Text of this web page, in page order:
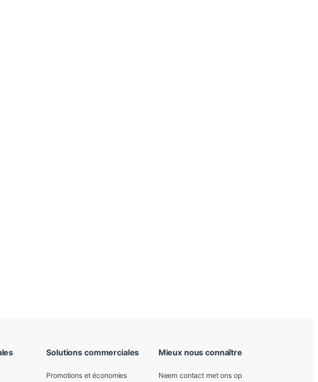
Solutions commerciales
Promotions et économies
Mieux nous connaître
Neem contact met ons op